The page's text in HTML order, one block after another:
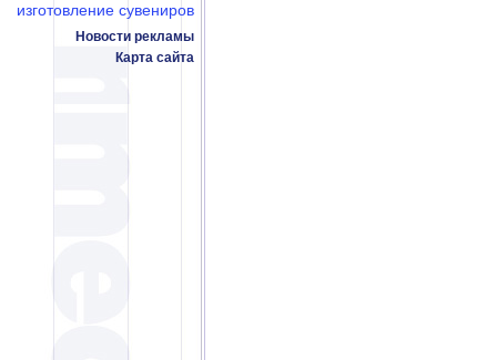
изготовление сувениров
Новости рекламы
Карта сайта